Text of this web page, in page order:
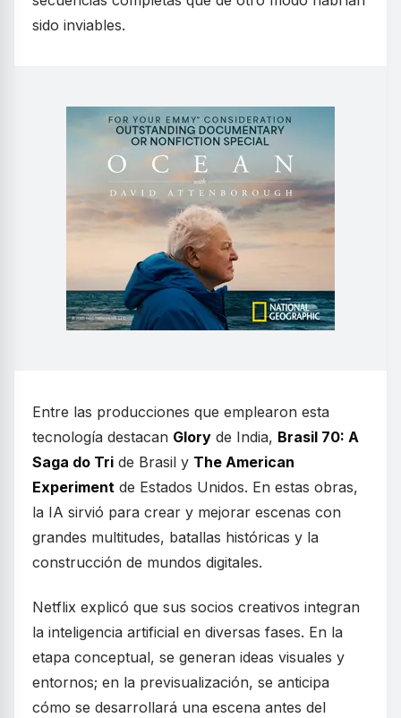
sido inviables.
Entre las producciones que emplearon esta
tecnología destacan Glory de India, Brasil 70: A
Saga do Tri de Brasil y The American
Experiment de Estados Unidos. En estas obras,
la IA sirvió para crear y mejorar escenas con
grandes multitudes, batallas históricas y la
construcción de mundos digitales.
Netflix explicó que sus socios creativos integran
la inteligencia artificial en diversas fases. En la
etapa conceptual, se generan ideas visuales y
entornos; en la previsualización, se anticipa
cómo se desarrollará una escena antes del